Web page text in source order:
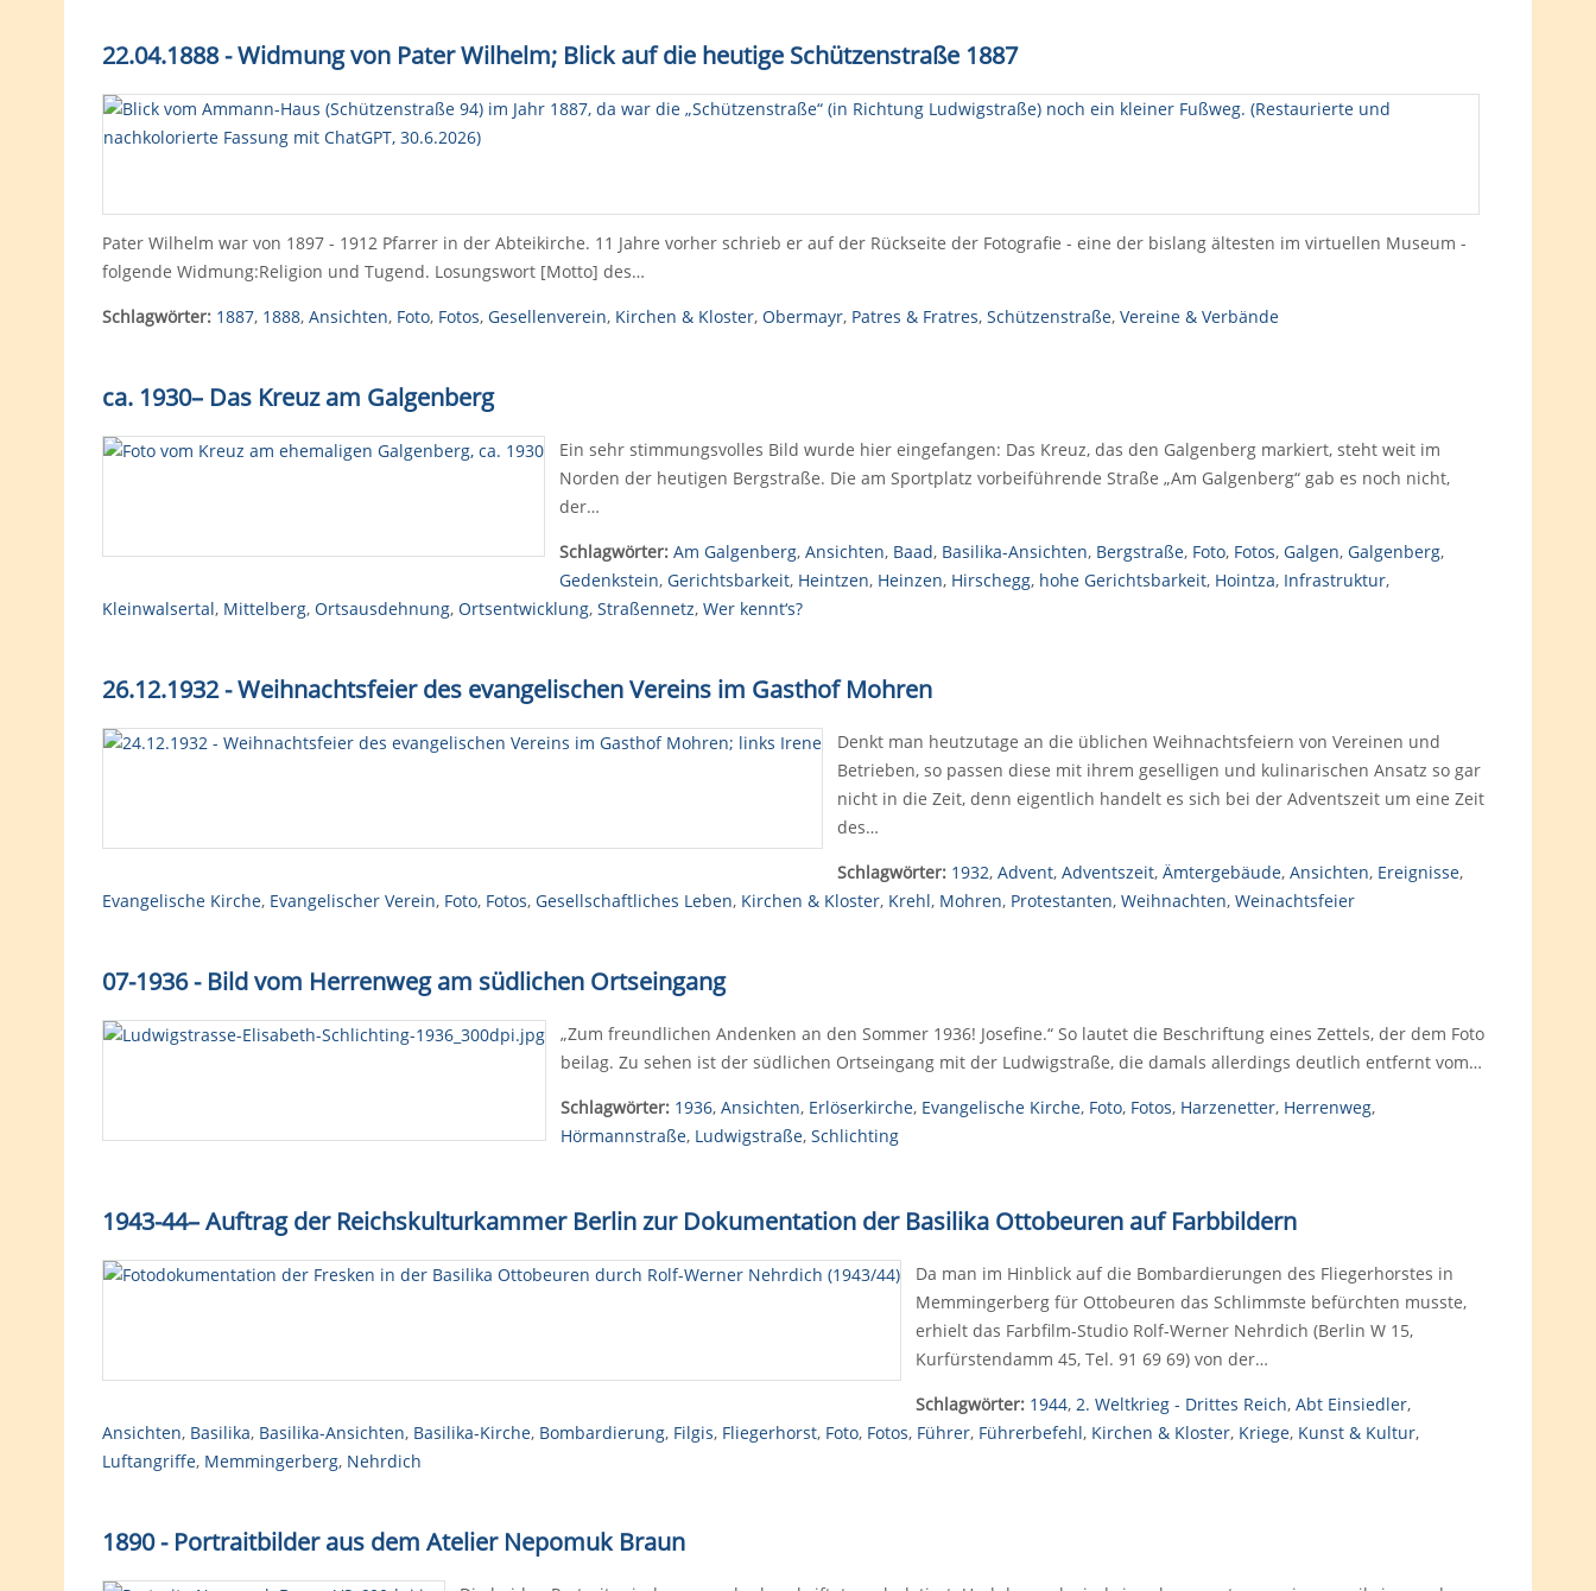
22.04.1888 - Widmung von Pater Wilhelm; Blick auf die heutige Schützenstraße 1887
Pater Wilhelm war von 1897 - 1912 Pfarrer in der Abteikirche. 11 Jahre vorher schrieb er auf der Rückseite der Fotografie - eine der bislang ältesten im virtuellen Museum -
folgende Widmung:Religion und Tugend. Losungswort [Motto] des…
Schlagwörter: 1887, 1888, Ansichten, Foto, Fotos, Gesellenverein, Kirchen & Kloster, Obermayr, Patres & Fratres, Schützenstraße, Vereine & Verbände
ca. 1930–Das Kreuz am Galgenberg
Ein sehr stimmungsvolles Bild wurde hier eingefangen: Das Kreuz, das den Galgenberg markiert, steht weit im
Norden der heutigen Bergstraße. Die am Sportplatz vorbeiführende Straße „Am Galgenberg“ gab es noch nicht,
der…
Schlagwörter: Am Galgenberg, Ansichten, Baad, Basilika-Ansichten, Bergstraße, Foto, Fotos, Galgen, Galgenberg,
Gedenkstein, Gerichtsbarkeit, Heintzen, Heinzen, Hirschegg, hohe Gerichtsbarkeit, Hointza, Infrastruktur,
Kleinwalsertal, Mittelberg, Ortsausdehnung, Ortsentwicklung, Straßennetz, Wer kennt‘s?
26.12.1932 - Weihnachtsfeier des evangelischen Vereins im Gasthof Mohren
Denkt man heutzutage an die üblichen Weihnachtsfeiern von Vereinen und
Betrieben, so passen diese mit ihrem geselligen und kulinarischen Ansatz so gar
nicht in die Zeit, denn eigentlich handelt es sich bei der Adventszeit um eine Zeit
des…
Schlagwörter: 1932, Advent, Adventszeit, Ämtergebäude, Ansichten, Ereignisse,
Evangelische Kirche, Evangelischer Verein, Foto, Fotos, Gesellschaftliches Leben, Kirchen & Kloster, Krehl, Mohren, Protestanten, Weihnachten, Weinachtsfeier
07-1936 - Bild vom Herrenweg am südlichen Ortseingang
„Zum freundlichen Andenken an den Sommer 1936! Josefine.“ So lautet die Beschriftung eines Zettels, der dem Foto
beilag. Zu sehen ist der südlichen Ortseingang mit der Ludwigstraße, die damals allerdings deutlich entfernt vom…
Schlagwörter: 1936, Ansichten, Erlöserkirche, Evangelische Kirche, Foto, Fotos, Harzenetter, Herrenweg,
Hörmannstraße, Ludwigstraße, Schlichting
1943-44–Auftrag der Reichskulturkammer Berlin zur Dokumentation der Basilika Ottobeuren auf Farbbildern
Da man im Hinblick auf die Bombardierungen des Fliegerhorstes in
Memmingerberg für Ottobeuren das Schlimmste befürchten musste,
erhielt das Farbfilm-Studio Rolf-Werner Nehrdich (Berlin W 15,
Kurfürstendamm 45, Tel. 91 69 69) von der…
Schlagwörter: 1944, 2. Weltkrieg - Drittes Reich, Abt Einsiedler,
Ansichten, Basilika, Basilika-Ansichten, Basilika-Kirche, Bombardierung, Filgis, Fliegerhorst, Foto, Fotos, Führer, Führerbefehl, Kirchen & Kloster, Kriege, Kunst & Kultur,
Luftangriffe, Memmingerberg, Nehrdich
1890 - Portraitbilder aus dem Atelier Nepomuk Braun